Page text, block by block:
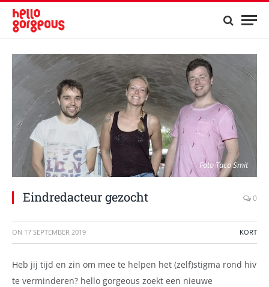
Foto Taco Smit
Eindredacteur gezocht 0
ON 17 SEPTEMBER 2019 KORT
Heb jij tijd en zin om mee te helpen het (zelf)stigma rond hiv
te verminderen? hello gorgeous zoekt een nieuwe